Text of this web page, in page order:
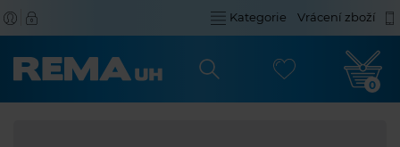
Kategorie Vrácení zboží
0